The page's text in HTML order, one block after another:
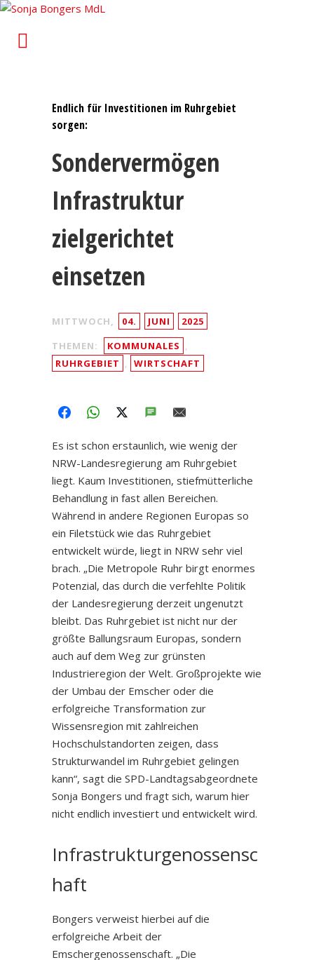
Sonja Bongers MdL
Endlich für Investitionen im Ruhrgebiet
sorgen:
Sondervermögen
Infrastruktur
zielgerichtet
einsetzen
MITTWOCH, 04. JUNI
2025
THEMEN:
KOMMUNALES ,
RUHRGEBIET , WIRTSCHAFT
FACEBOOKWHATSAPPTWITTER SMS
Es ist schon erstaunlich, wie wenig der
NRW-Landesregierung am Ruhrgebiet
liegt. Kaum Investitionen, stiefmütterliche
Behandlung in fast allen Bereichen.
Während in andere Regionen Europas so
ein Filetstück wie das Ruhrgebiet
entwickelt würde, liegt in NRW sehr viel
brach. „Die Metropole Ruhr birgt enormes
Potenzial, das durch die verfehlte Politik
der Landesregierung derzeit ungenutzt
bleibt. Das Ruhrgebiet ist nicht nur der
größte Ballungsraum Europas, sondern
auch auf dem Weg zur grünsten
Industrieregion der Welt. Großprojekte wie
der Umbau der Emscher oder die
erfolgreiche Transformation zur
Wissensregion mit zahlreichen
Hochschulstandorten zeigen, dass
Strukturwandel im Ruhrgebiet gelingen
kann“, sagt die SPD-Landtagsabgeordnete
Sonja Bongers und fragt sich, warum hier
nicht endlich investiert und entwickelt wird.
Infrastrukturgenossensc
haft
Bongers verweist hierbei auf die
erfolgreiche Arbeit der
Emschergenossenschaft. „Die